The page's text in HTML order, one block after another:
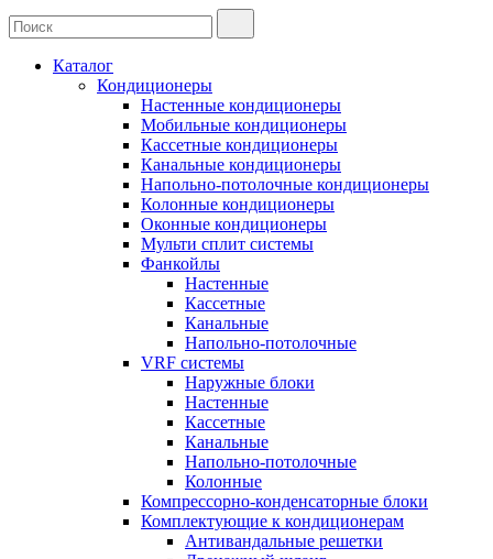
Каталог
Кондиционеры
Настенные кондиционеры
Мобильные кондиционеры
Кассетные кондиционеры
Канальные кондиционеры
Напольно-потолочные кондиционеры
Колонные кондиционеры
Оконные кондиционеры
Мульти сплит системы
Фанкойлы
Настенные
Кассетные
Канальные
Напольно-потолочные
VRF системы
Наружные блоки
Настенные
Кассетные
Канальные
Напольно-потолочные
Колонные
Компрессорно-конденсаторные блоки
Комплектующие к кондиционерам
Антивандальные решетки